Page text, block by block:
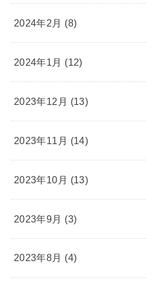
2024年2月 (8)
2024年1月 (12)
2023年12月 (13)
2023年11月 (14)
2023年10月 (13)
2023年9月 (3)
2023年8月 (4)